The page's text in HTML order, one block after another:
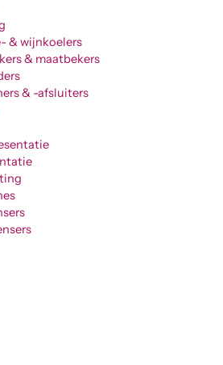
& wijnkoelers
& maatbekers
& -afsluiters